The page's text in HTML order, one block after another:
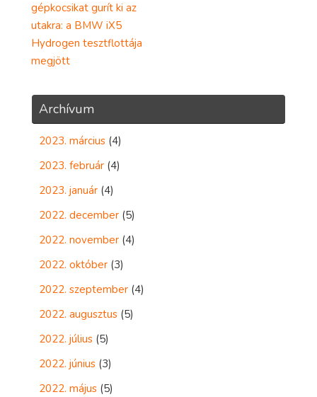
gépkocsikat gurít ki az
utakra: a BMW iX5
Hydrogen tesztflottája
megjött
Archívum
2023. március (4)
2023. február (4)
2023. január (4)
2022. december (5)
2022. november (4)
2022. október (3)
2022. szeptember (4)
2022. augusztus (5)
2022. július (5)
2022. június (3)
2022. május (5)